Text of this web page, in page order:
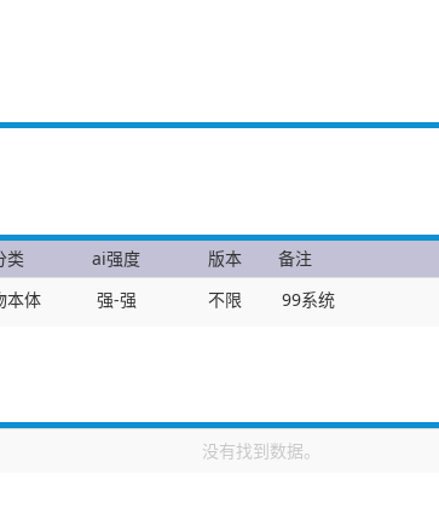
类 ai强度 版本 备注
本体 强-强 不限 99系统
没有找到数据。